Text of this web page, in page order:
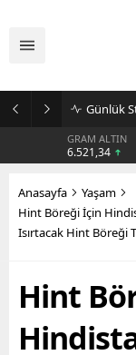
Günlük
GRAM ALTIN
6.521,34
Anasayfa
Yaşam
Hint Böreği İçin
Isırtacak Hint Böreği
Hint